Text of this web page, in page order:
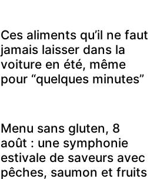
Ces aliments qu’il ne faut
jamais laisser dans la
voiture en été, même
pour “quelques minutes”
Menu sans gluten, 8
août : une symphonie
estivale de saveurs avec
pêches, saumon et fruits